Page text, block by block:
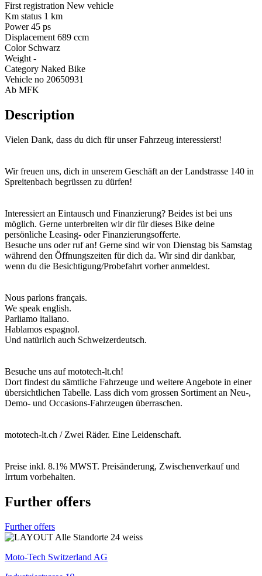
First registration New vehicle
Km status 1 km
Power 45 ps
Displacement 689 ccm
Color Schwarz
Weight -
Category Naked Bike
Vehicle no 20650931
Ab MFK
Description
Vielen Dank, dass du dich für unser Fahrzeug interessierst!
Wir freuen uns, dich in unserem Geschäft an der Landstrasse 140 in
Spreitenbach begrüssen zu dürfen!
Interessiert an Eintausch und Finanzierung? Beides ist bei uns
möglich. Gerne unterbreiten wir dir für dieses Bike deine
persönliche Leasing- oder Finanzierungsofferte.
Besuche uns oder ruf an! Gerne sind wir von Dienstag bis Samstag
während den Öffnungszeiten für dich da. Wir sind dir dankbar,
wenn du die Besichtigung/Probefahrt vorher anmeldest.
Nous parlons français.
We speak english.
Parliamo italiano.
Hablamos espagnol.
Und natürlich auch Schweizerdeutsch.
Besuche uns auf mototech-lt.ch!
Dort findest du sämtliche Fahrzeuge und weitere Angebote in einer
übersichtlichen Tabelle. Lass dich vom grossen Sortiment an Neu-,
Demo- und Occasions-Fahrzeugen überraschen.
mototech-lt.ch / Zwei Räder. Eine Leidenschaft.
Preise inkl. 8.1% MWST. Preisänderung, Zwischenverkauf und
Irrtum vorbehalten.
Further offers
Further offers
Moto-Tech Switzerland AG